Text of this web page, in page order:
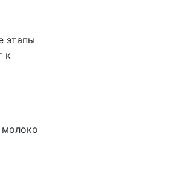
этапы
к